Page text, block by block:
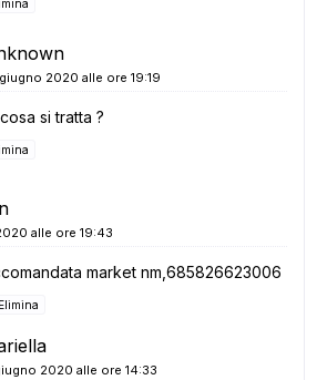
2020 alle ore 19:19
si tratta ?
alle ore 19:43
market nm,685826623006
Elimina
2020 alle ore 14:33